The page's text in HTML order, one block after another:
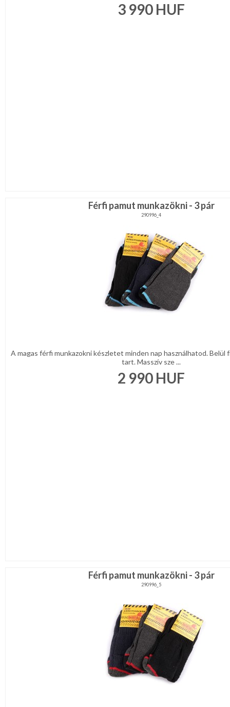
3 990 HUF
Férfi pamut munkazökni - 3 pár
290996_4
A magas férfi munkazokni készletet minden nap használhatod. Belül
tart. Masszív sze ...
2 990 HUF
Férfi pamut munkazökni - 3 pár
290996_5